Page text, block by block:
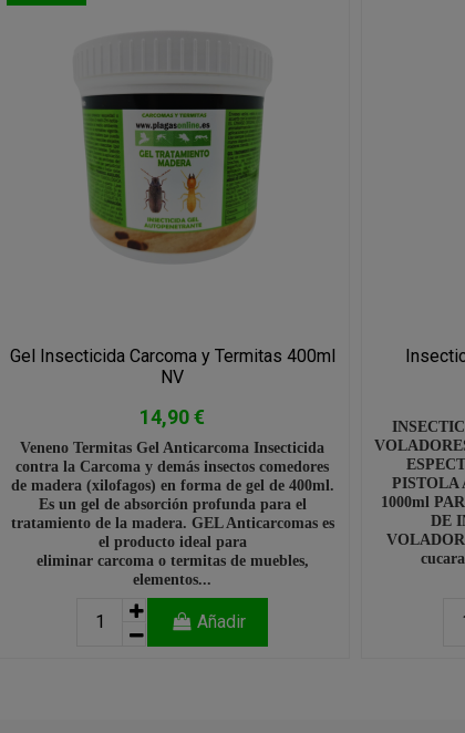
Gel Insecticida Carcoma y Termitas 400ml
NV
14,90 €
Veneno Termitas Gel Anticarcoma Insecticida
contra la Carcoma y demás insectos comedores
de madera (xilofagos) en forma de gel de 400ml.
Es un gel de absorción profunda para el
tratamiento de la madera. GEL Anticarcomas es
el producto ideal para
eliminar carcoma o termitas de muebles,
elementos...
Añadir
PISTOLA
1000ml
DE